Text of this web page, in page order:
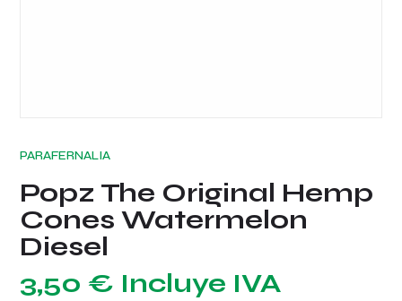
PARAFERNALIA
Popz The Original Hemp
Cones Watermelon
Diesel
3,50 € Incluye IVA